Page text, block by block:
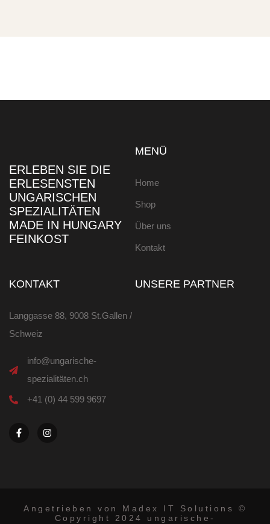
ERLEBEN SIE DIE
ERLESENSTEN
UNGARISCHEN
SPEZIALITÄTEN
MADE IN HUNGARY
FEINKOST
MENÜ
Home
Shop
Über uns
Kontakt
KONTAKT
Langgasse 88, 9008 St.Gallen /
Schweiz
info@ungarische-
spezialitäten.ch
+41 (0) 44 599 9697
F
a
I
n
UNSERE PARTNER
Angetrieben von Madex IT Solutions ©
Copyright 2024 ungarische-